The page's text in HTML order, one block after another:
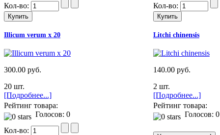
Кол-во:
Кол-во:
Illicum verum x 20
300.00 руб.
20 шт.
[Подробнее...]
Рейтинг товара:
Голосов: 0
Кол-во:
Litchi chinensis
140.00 руб.
2 шт.
[Подробнее...]
Рейтинг товара:
Голосов: 0